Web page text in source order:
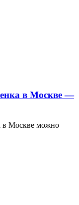
в Москве —
в Москве можно